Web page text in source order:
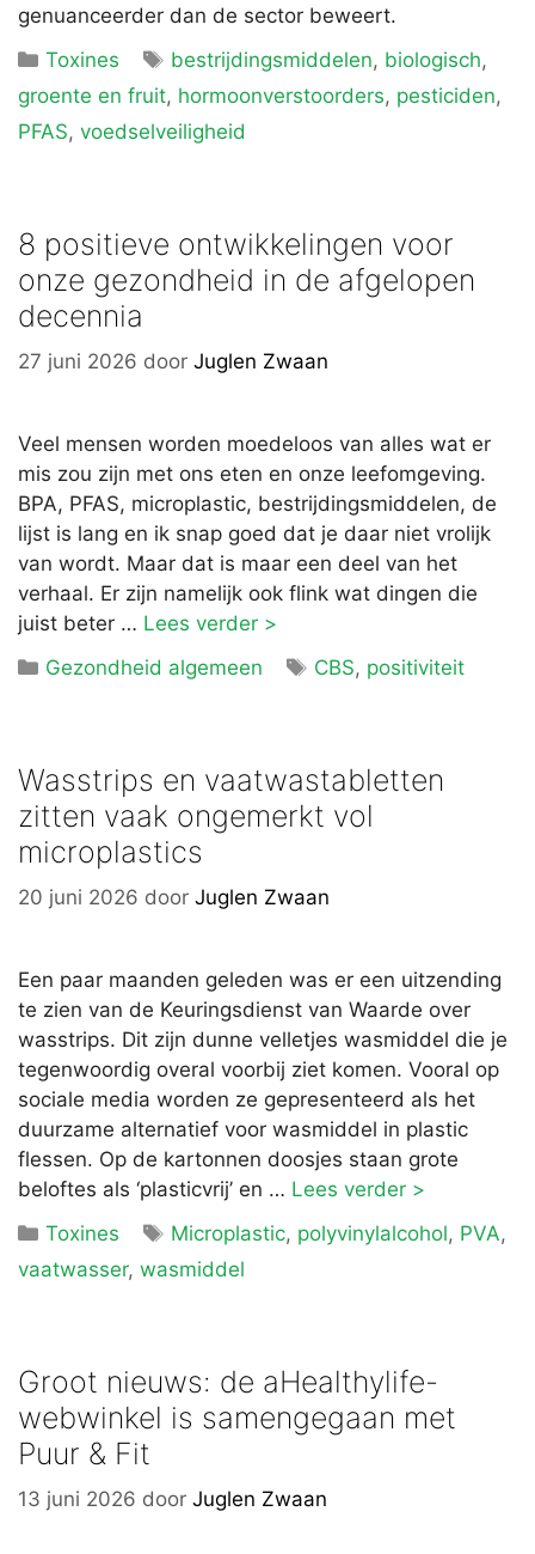
genuanceerder dan de sector beweert.
Categorieën
Toxines Tags
bestrijdingsmiddelen, biologisch,
groente en fruit, hormoonverstoorders, pesticiden,
PFAS, voedselveiligheid
8 positieve ontwikkelingen voor
onze gezondheid in de afgelopen
decennia
27 juni 2026 door Juglen Zwaan
Veel mensen worden moedeloos van alles wat er
mis zou zijn met ons eten en onze leefomgeving.
BPA, PFAS, microplastic, bestrijdingsmiddelen, de
lijst is lang en ik snap goed dat je daar niet vrolijk
van wordt. Maar dat is maar een deel van het
verhaal. Er zijn namelijk ook flink wat dingen die
juist beter … Lees verder >
Categorieën
Gezondheid algemeen Tags
CBS, positiviteit
Wasstrips en vaatwastabletten
zitten vaak ongemerkt vol
microplastics
20 juni 2026 door Juglen Zwaan
Een paar maanden geleden was er een uitzending
te zien van de Keuringsdienst van Waarde over
wasstrips. Dit zijn dunne velletjes wasmiddel die je
tegenwoordig overal voorbij ziet komen. Vooral op
sociale media worden ze gepresenteerd als het
duurzame alternatief voor wasmiddel in plastic
flessen. Op de kartonnen doosjes staan grote
beloftes als ‘plasticvrij’ en … Lees verder >
Categorieën
Toxines Tags
Microplastic, polyvinylalcohol, PVA,
vaatwasser, wasmiddel
Groot nieuws: de aHealthylife-
webwinkel is samengegaan met
Puur & Fit
13 juni 2026 door Juglen Zwaan